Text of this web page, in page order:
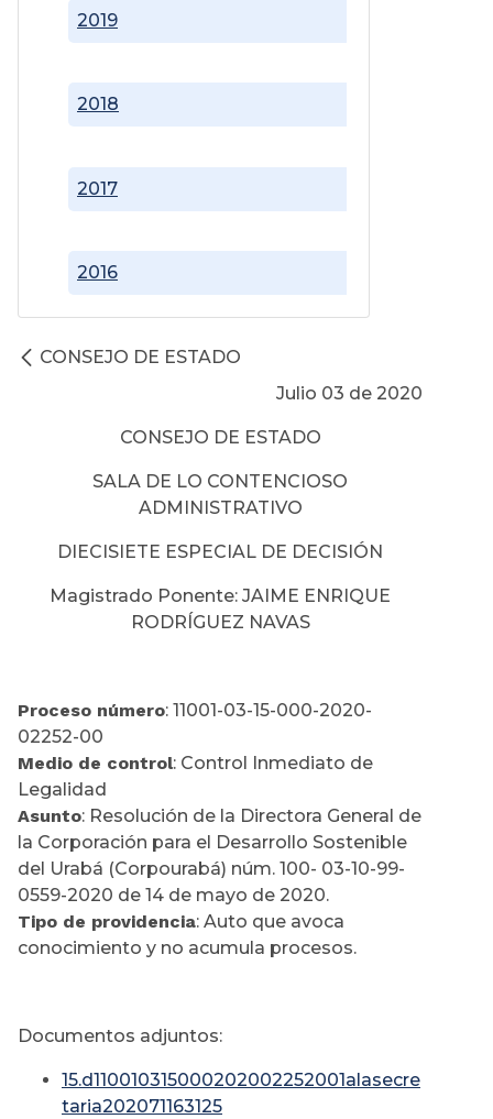
2016
2017
2018
2019
CONSEJO DE ESTADO
Julio 03 de 2020
CONSEJO DE ESTADO
SALA DE LO CONTENCIOSO
ADMINISTRATIVO
DIECISIETE ESPECIAL DE DECISIÓN
Magistrado Ponente: JAIME ENRIQUE
RODRÍGUEZ NAVAS
Proceso número: 11001-03-15-000-2020-
02252-00
Medio de control: Control Inmediato de
Legalidad
Asunto: Resolución de la Directora General de
la Corporación para el Desarrollo Sostenible
del Urabá (Corpourabá) núm. 100- 03-10-99-
0559-2020 de 14 de mayo de 2020.
Tipo de providencia: Auto que avoca
conocimiento y no acumula procesos.
Documentos adjuntos:
15.d110010315000202002252001alasecre
taria202071163125